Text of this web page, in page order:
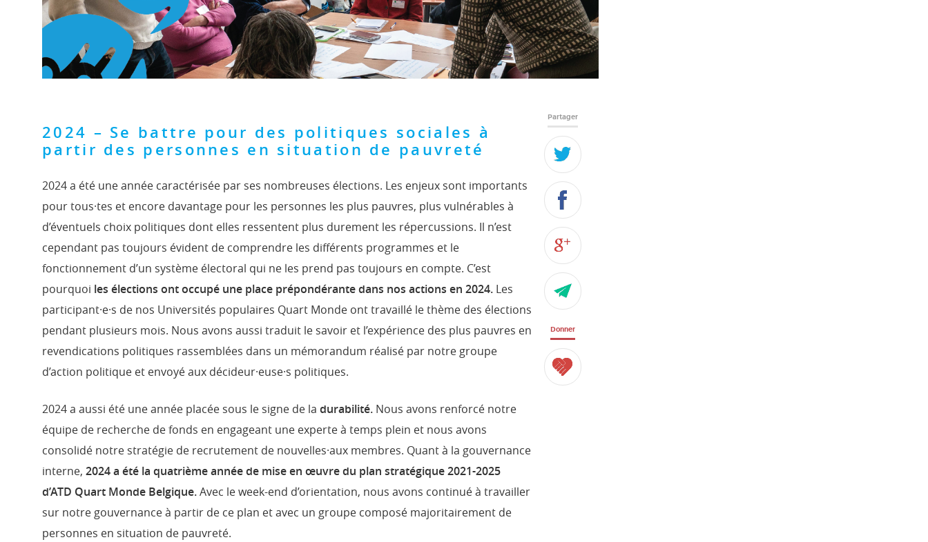
2024 – Se battre pour des politiques sociales à
partir des personnes en situation de pauvreté
2024 a été une année caractérisée par ses nombreuses élections. Les enjeux sont importants
pour tous·tes et encore davantage pour les personnes les plus pauvres, plus vulnérables à
d’éventuels choix politiques dont elles ressentent plus durement les répercussions. Il n’est
cependant pas toujours évident de comprendre les différents programmes et le
fonctionnement d’un système électoral qui ne les prend pas toujours en compte. C’est
pourquoi les élections ont occupé une place prépondérante dans nos actions en 2024. Les
participant·e·s de nos Universités populaires Quart Monde ont travaillé le thème des élections
pendant plusieurs mois. Nous avons aussi traduit le savoir et l’expérience des plus pauvres en
revendications politiques rassemblées dans un mémorandum réalisé par notre groupe
d’action politique et envoyé aux décideur·euse·s politiques.
2024 a aussi été une année placée sous le signe de la durabilité. Nous avons renforcé notre
équipe de recherche de fonds en engageant une experte à temps plein et nous avons
consolidé notre stratégie de recrutement de nouvelles·aux membres. Quant à la gouvernance
interne, 2024 a été la quatrième année de mise en œuvre du plan stratégique 2021-2025
d’ATD Quart Monde Belgique.Avec le week-end d’orientation, nous avons continué à travailler
sur notre gouvernance à partir de ce plan et avec un groupe composé majoritairement de
personnes en situation de pauvreté.
Partager
Donner